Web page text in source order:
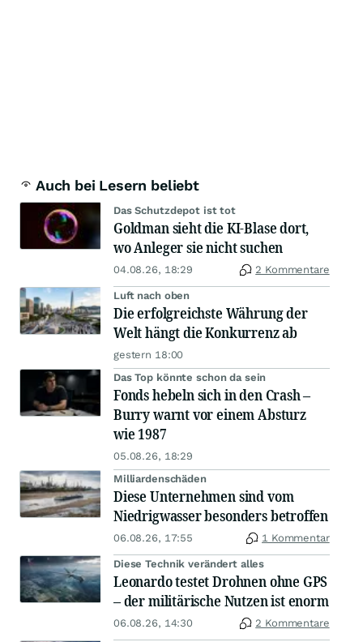
Auch bei Lesern beliebt
Das Schutzdepot ist tot
Goldman sieht die KI-Blase dort,
wo Anleger sie nicht suchen
04.08.26, 18:29 2 Kommentare
Luft nach oben
Die erfolgreichste Währung der
Welt hängt die Konkurrenz ab
gestern 18:00
Das Top könnte schon da sein
Fonds hebeln sich in den Crash –
Burry warnt vor einem Absturz
wie 1987
05.08.26, 18:29
Milliardenschäden
Diese Unternehmen sind vom
Niedrigwasser besonders betroffen
06.08.26, 17:55 1 Kommentar
Diese Technik verändert alles
Leonardo testet Drohnen ohne GPS
– der militärische Nutzen ist enorm
06.08.26, 14:30 2 Kommentare